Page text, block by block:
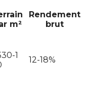
m²
Rendement
brut
1
12-18%